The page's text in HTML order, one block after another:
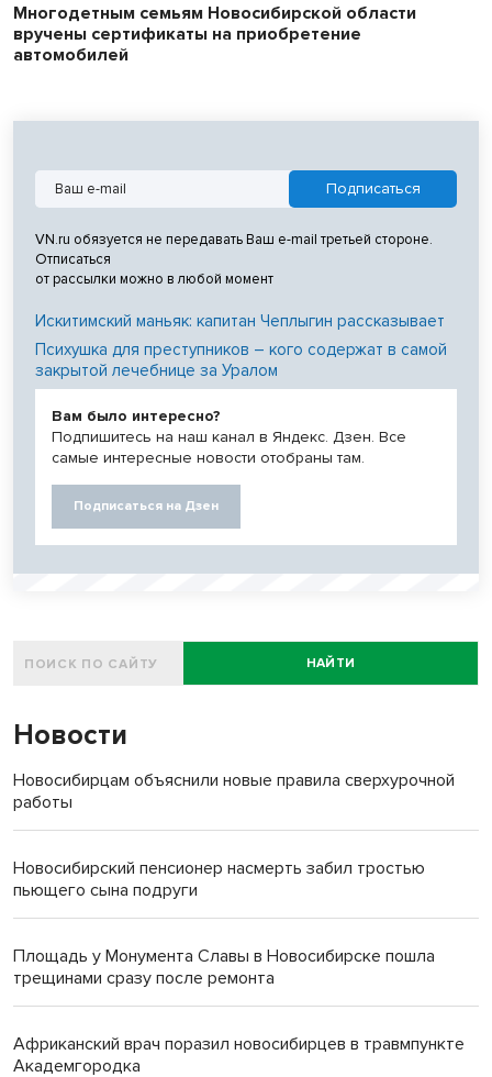
Многодетным семьям Новосибирской области
вручены сертификаты на приобретение
автомобилей
VN.ru обязуется не передавать Ваш e-mail третьей стороне.
Отписаться
от рассылки можно в любой момент
Искитимский маньяк: капитан Чеплыгин рассказывает
Психушка для преступников – кого содержат в самой
закрытой лечебнице за Уралом
Вам было интересно?
Подпишитесь на наш канал в Яндекс. Дзен. Все
самые интересные новости отобраны там.
Подписаться на Дзен
НАЙТИ
Новости
Новосибирцам объяснили новые правила сверхурочной
работы
Новосибирский пенсионер насмерть забил тростью
пьющего сына подруги
Площадь у Монумента Славы в Новосибирске пошла
трещинами сразу после ремонта
Африканский врач поразил новосибирцев в травмпункте
Академгородка